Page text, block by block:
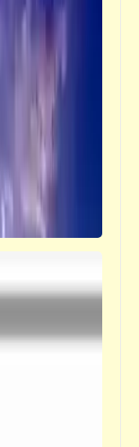
بعد تمنيها
كبيراً